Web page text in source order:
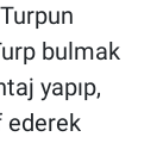
bulmak
yapıp,
ederek